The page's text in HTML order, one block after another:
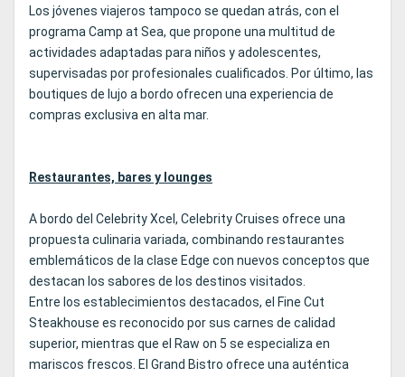
Los jóvenes viajeros tampoco se quedan atrás, con el
programa Camp at Sea, que propone una multitud de
actividades adaptadas para niños y adolescentes,
supervisadas por profesionales cualificados. Por último, las
boutiques de lujo a bordo ofrecen una experiencia de
compras exclusiva en alta mar.
Restaurantes, bares y lounges
A bordo del Celebrity Xcel, Celebrity Cruises ofrece una
propuesta culinaria variada, combinando restaurantes
emblemáticos de la clase Edge con nuevos conceptos que
destacan los sabores de los destinos visitados.
Entre los establecimientos destacados, el Fine Cut
Steakhouse es reconocido por sus carnes de calidad
superior, mientras que el Raw on 5 se especializa en
mariscos frescos. El Grand Bistro ofrece una auténtica